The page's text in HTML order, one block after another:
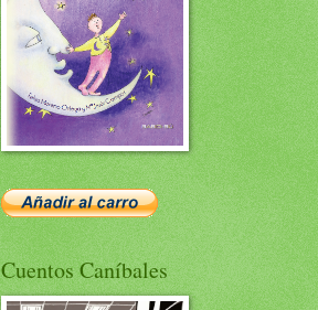
Cuentos Caníbales